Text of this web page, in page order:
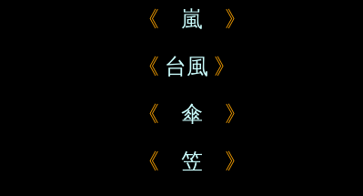
《 嵐 》
《 台風 》
《 傘 》
《 笠 》